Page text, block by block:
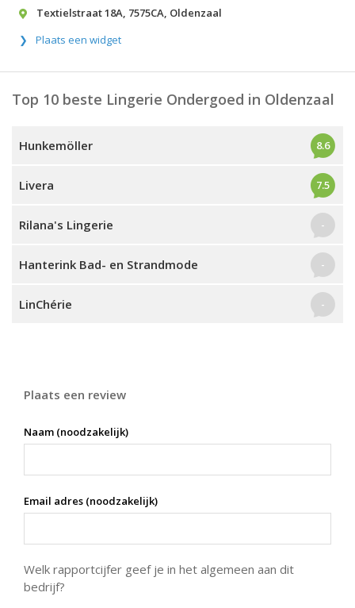
Textielstraat 18A, 7575CA, Oldenzaal
Plaats een widget
Top 10 beste Lingerie Ondergoed in Oldenzaal
Hunkemöller 8.6
Livera 7.5
Rilana's Lingerie -
Hanterink Bad- en Strandmode -
LinChérie -
Plaats een review
Naam (noodzakelijk)
Email adres (noodzakelijk)
Welk rapportcijfer geef je in het algemeen aan dit
bedrijf?